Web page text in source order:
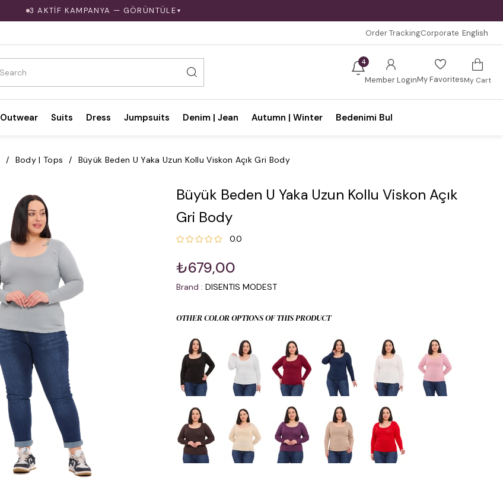
3 AKTİF KAMPANYA — GÖRÜNTÜLE ▼
Order TrackingCorporate English
4
Member LoginMy FavoritesMy Cart
Outwear Suits Dress Jumpsuits Denim | Jean Autumn | Winter Bedenimi Bul
Body | Tops Büyük Beden U Yaka Uzun Kollu Viskon Açık Gri Body
Büyük Beden U Yaka Uzun Kollu Viskon Açık
Gri Body
0.0
₺679,00
Brand : DISENTIS MODEST
OTHER COLOR OPTIONS OF THIS PRODUCT